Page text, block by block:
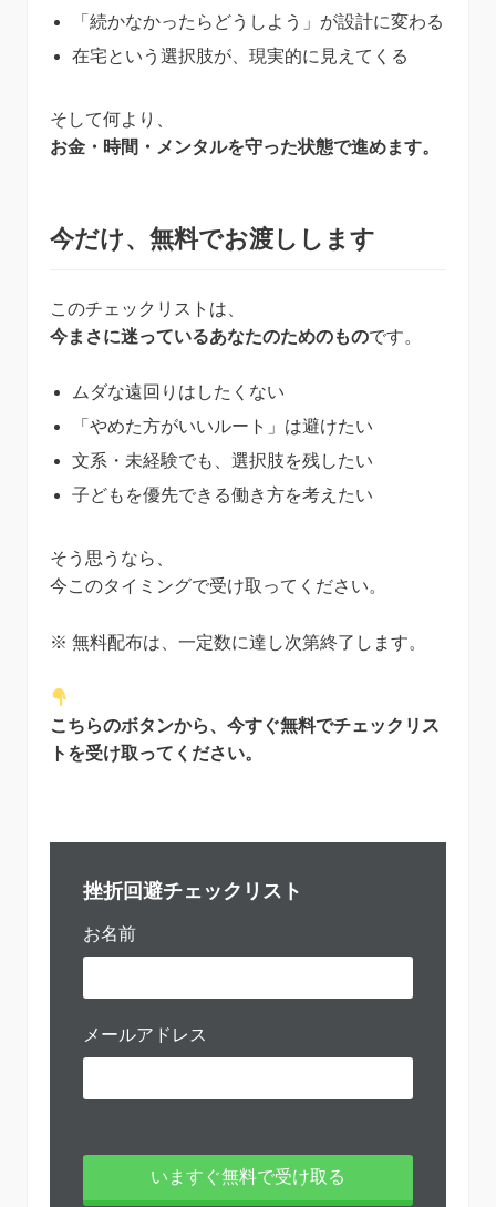
「続かなかったらどうしよう」が設計に変わる
在宅という選択肢が、現実的に見えてくる
そして何より、
お金・時間・メンタルを守った状態で進めます。
今だけ、無料でお渡しします
このチェックリストは、
今まさに迷っているあなたのためのものです。
ムダな遠回りはしたくない
「やめた方がいいルート」は避けたい
文系・未経験でも、選択肢を残したい
子どもを優先できる働き方を考えたい
そう思うなら、
今このタイミングで受け取ってください。
※ 無料配布は、一定数に達し次第終了します。
こちらのボタンから、今すぐ無料でチェックリス
トを受け取ってください。
挫折回避チェックリスト
お名前
メールアドレス